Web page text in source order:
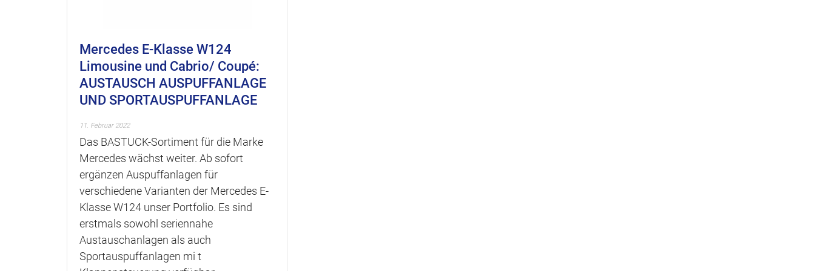
Mercedes E-Klasse W124
Limousine und Cabrio/ Coupé:
AUSTAUSCH AUSPUFFANLAGE
UND SPORTAUSPUFFANLAGE
11. Februar 2022
Das BASTUCK-Sortiment für die Marke
Mercedes wächst weiter. Ab sofort
ergänzen Auspuffanlagen für
verschiedene Varianten der Mercedes E-
Klasse W124 unser Portfolio. Es sind
erstmals sowohl seriennahe
Austauschanlagen als auch
Sportauspuffanlagen mi t